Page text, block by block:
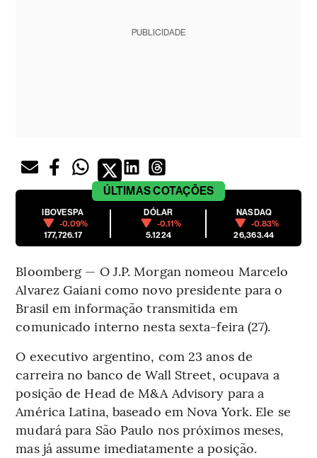
PUBLICIDADE
ÚLTIMASCOTAÇÕES
IBOVESPA
-0.09%
177,726.17
DÓLAR
-0.11%
5.1224
NASDAQ
-0.83%
26,363.44
Bloomberg — O J.P. Morgan nomeou Marcelo
Alvarez Gaiani como novo presidente para o
Brasil em informação transmitida em
comunicado interno nesta sexta-feira (27).
O executivo argentino, com 23 anos de
carreira no banco de Wall Street, ocupava a
posição de Head de M&A Advisory para a
América Latina, baseado em Nova York. Ele se
mudará para São Paulo nos próximos meses,
mas já assume imediatamente a posição.